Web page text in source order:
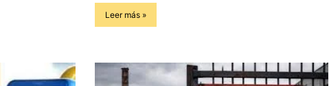
Leer más »